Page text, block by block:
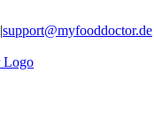
|support@myfooddoctor.de